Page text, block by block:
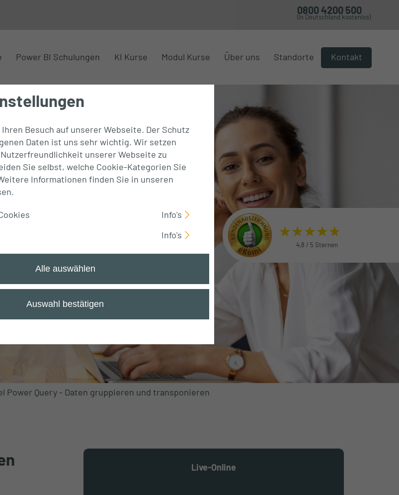
0800 4200 500
(In Deutschland kostenlos)
Power BI Schulungen KI Kurse Modul Kurse Über uns Standorte Kontakt
4,8 / 5 Sternen
Power Query - Daten gruppieren und transponieren
Live-Online
Besuch auf unserer Webseite. Der Schutz
Daten ist uns sehr wichtig. Wir setzen
unserer Webseite zu
Sie selbst, welche Cookie-Kategorien Sie
Informationen finden Sie in unseren
.
Info's
Info's
Alle auswählen
Auswahl bestätigen